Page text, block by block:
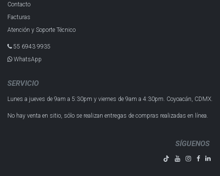
Contacto
Facturas
Atención y Soporte Técnico
55 6943 993​5
WhatsApp
SERVICIO
Lunes a jueves de 9am a 5:30pm y viernes de 9am a 4:30pm. Coyoacán, CDMX.
No hay venta en sitio, sólo se realizan entregas de compras realizadas en línea.
SÍGUENOS